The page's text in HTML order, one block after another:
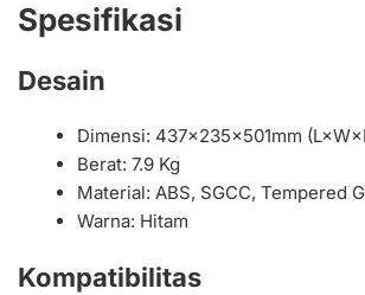
Spesifikasi
Desain
Dimensi: 437×235×501mm
Berat: 7.9 Kg
Material: ABS, SGCC, Tempered
Warna: Hitam
Kompatibilitas